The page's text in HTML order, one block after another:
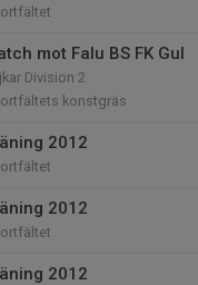
mot Falu BS FK Gul
Division 2
konstgräs
2012
2012
2012